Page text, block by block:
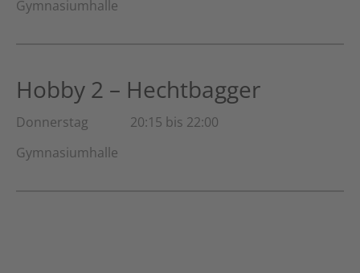
Gymnasiumhalle
Hobby 2 – Hechtbagger
Donnerstag 20:15 bis 22:00
Gymnasiumhalle